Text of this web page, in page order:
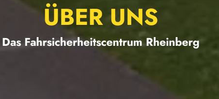
ÜBER UNS
Das Fahrsicherheitscentrum Rheinberg